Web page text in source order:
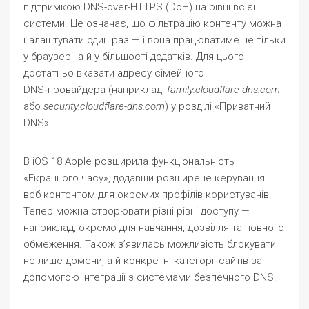
підтримкою DNS-over-HTTPS (DoH) на рівні всієї
системи. Це означає, що фільтрацію контенту можна
налаштувати один раз — і вона працюватиме не тільки
у браузері, а й у більшості додатків. Для цього
достатньо вказати адресу сімейного
DNS‑провайдера (наприклад, family.cloudflare-dns.com
або security.cloudflare-dns.com) у розділі «Приватний
DNS».
В iOS 18 Apple розширила функціональність
«Екранного часу», додавши розширене керування
веб-контентом для окремих профілів користувачів.
Тепер можна створювати різні рівні доступу —
наприклад, окремо для навчання, дозвілля та повного
обмеження. Також з’явилась можливість блокувати
не лише домени, а й конкретні категорії сайтів за
допомогою інтеграції з системами безпечного DNS.